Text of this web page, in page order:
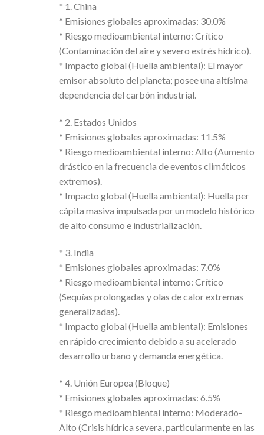
* 1. China
* Emisiones globales aproximadas: 30.0%
* Riesgo medioambiental interno: Crítico
(Contaminación del aire y severo estrés hídrico).
* Impacto global (Huella ambiental): El mayor
emisor absoluto del planeta; posee una altísima
dependencia del carbón industrial.
* 2. Estados Unidos
* Emisiones globales aproximadas: 11.5%
* Riesgo medioambiental interno: Alto (Aumento
drástico en la frecuencia de eventos climáticos
extremos).
* Impacto global (Huella ambiental): Huella per
cápita masiva impulsada por un modelo histórico
de alto consumo e industrialización.
* 3. India
* Emisiones globales aproximadas: 7.0%
* Riesgo medioambiental interno: Crítico
(Sequías prolongadas y olas de calor extremas
generalizadas).
* Impacto global (Huella ambiental): Emisiones
en rápido crecimiento debido a su acelerado
desarrollo urbano y demanda energética.
* 4. Unión Europea (Bloque)
* Emisiones globales aproximadas: 6.5%
* Riesgo medioambiental interno: Moderado-
Alto (Crisis hídrica severa, particularmente en las